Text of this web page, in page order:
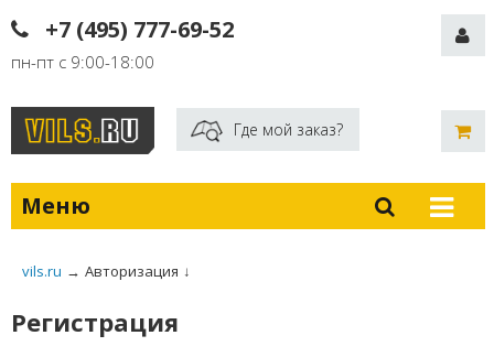
+7 (495) 777-69-52
пн-пт с 9:00-18:00
Где мой заказ?
Меню
vils.ru → Авторизация ↓
Регистрация